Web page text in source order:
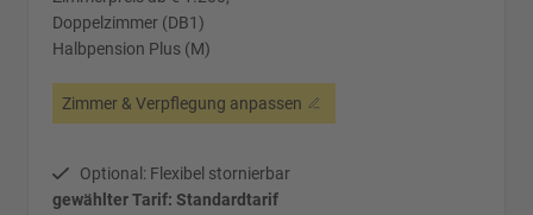
Doppelzimmer (DB1)
Halbpension Plus (M)
Zimmer & Verpflegung anpassen
Optional: Flexibel stornierbar
gewählter Tarif: Standardtarif